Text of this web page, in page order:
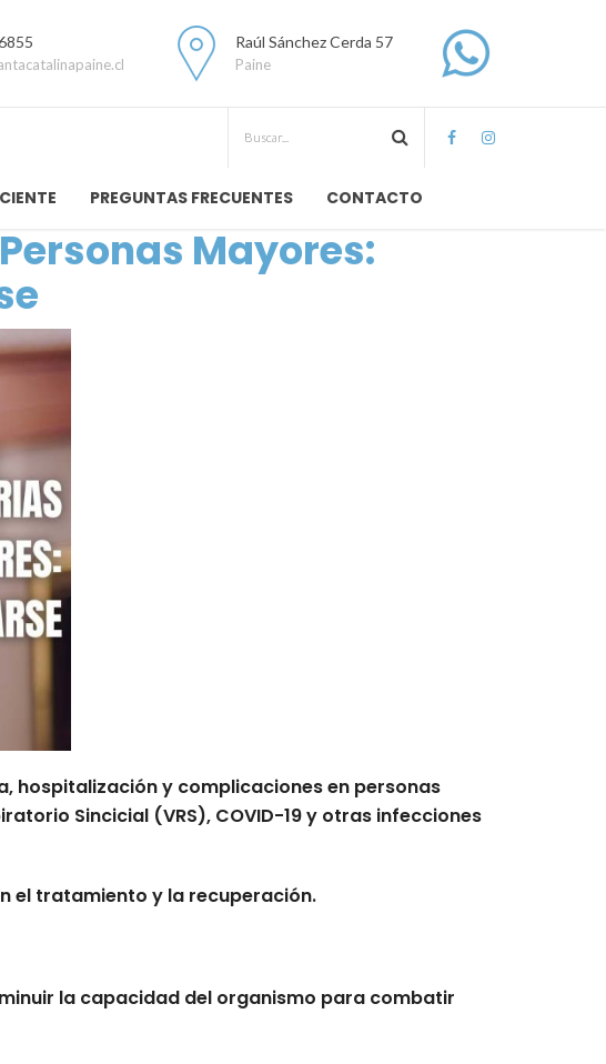
Raúl Sánchez Cerda 57
Paine
PREGUNTAS FRECUENTES CONTACTO
Mayores:
hospitalización y complicaciones en personas
Sincicial (VRS), COVID-19 y otras infecciones
el tratamiento y la recuperación.
la capacidad del organismo para combatir